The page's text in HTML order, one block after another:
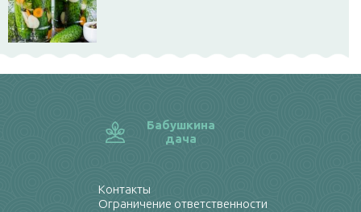
Бабушкина
дача
Контакты
Ограничение ответственности